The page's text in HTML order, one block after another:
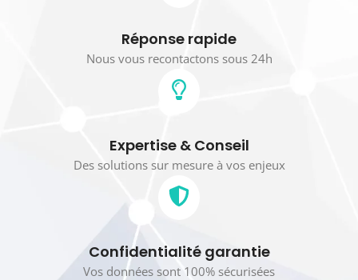
Réponse rapide
Nous vous recontactons sous 24h
Expertise & Conseil
Des solutions sur mesure à vos enjeux
Confidentialité garantie
Vos données sont 100% sécurisées